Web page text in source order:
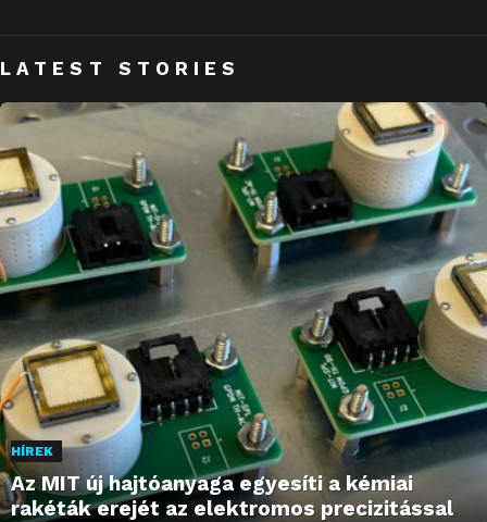
LATEST STORIES
HÍREK
Az MIT új hajtóanyaga egyesíti a kémiai
rakéták erejét az elektromos precizitással